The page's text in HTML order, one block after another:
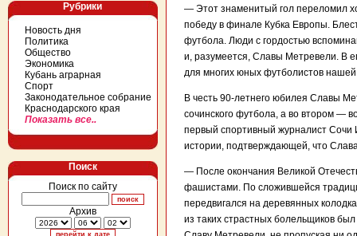
Рубрики
Новость дня
Политика
Общество
Экономика
Кубань аграрная
Спорт
Законодательное собрание
Краснодарского края
Показать все..
Поиск
Поиск по сайту
Архив
— Этот знаменитый гол переломил
победу в финале Кубка Европы.
футбола. Люди с гордостью
и, разумеется, Славы Метревели. В
для многих юных футболистов
В честь 90-летнего юбилея Славы
сочинского футбола, а во втором —
первый спортивный журналист
истории, подтверждающей, что
— После окончания Великой
фашистами. По сложившейся
передвигался на деревянных
из таких страстных болельщиков